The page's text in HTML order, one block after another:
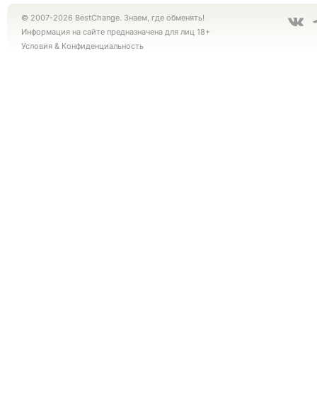
© 2007-2026 BestChange. Знаем, где обменять!
Информация на сайте предназначена для лиц 18+
Условия & Конфиденциальность